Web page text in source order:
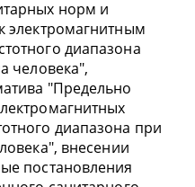
норм и
электромагнитным
диапазона
человека",
"Предельно
диапазона при
внесении
постановления